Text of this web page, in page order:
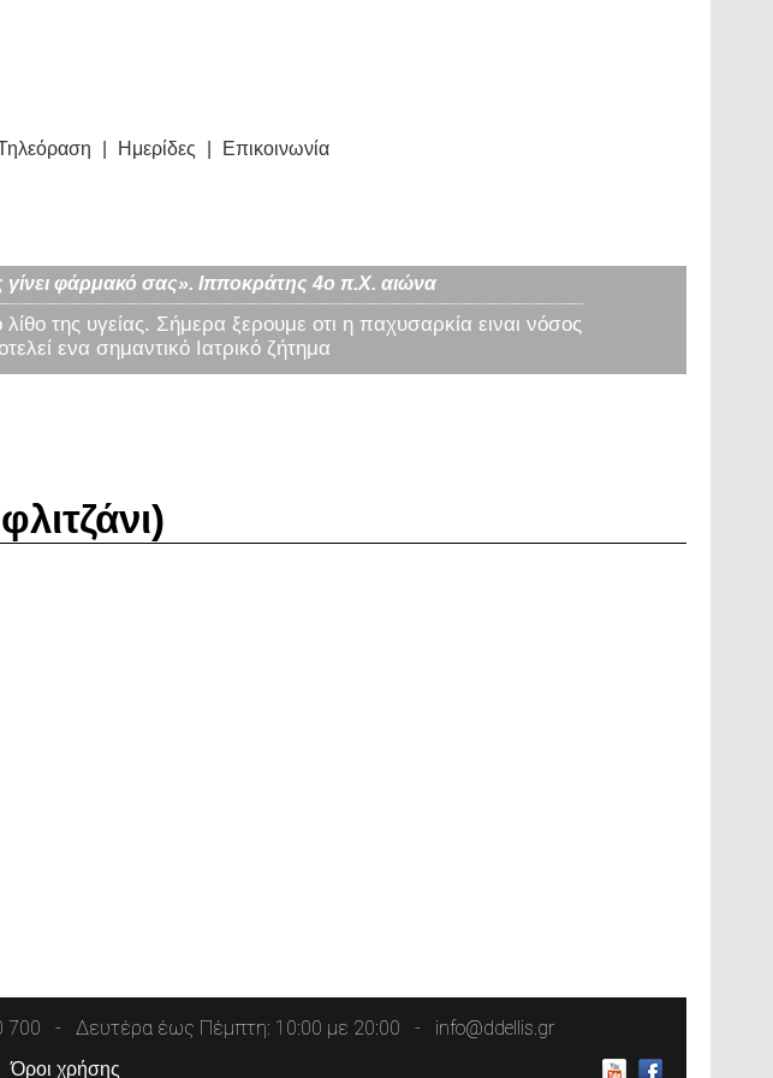
Ημερίδες Επικοινωνία
φάρμακό σας». Ιπποκράτης 4ο π.Χ. αιώνα
της υγείας. Σήμερα ξερουμε οτι η παχυσαρκία ειναι νόσος
ενα σημαντικό Ιατρικό ζήτημα
700 Δευτέρα έως Πέμπτη: 10:00 με 20:00 info@ddellis.gr
Όροι χρήσης